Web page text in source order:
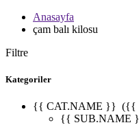
Anasayfa
çam balı kilosu
Filtre
Kategoriler
{{ CAT.NAME }} ({{
{{ SUB.NAME